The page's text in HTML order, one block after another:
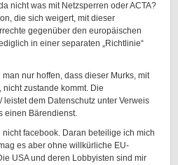
nicht was mit Netzsperren oder ACTA?
die sich weigert, mit dieser
gegenüber den europäischen
in einer separaten „Richtlinie“
nur hoffen, dass dieser Murks, mit
zustande kommt. Die
/ leistet dem Datenschutz unter Verweis
einen Bärendienst.
nicht facebook. Daran beteilige ich mich
es aber ohne willkürliche EU-
USA und deren Lobbyisten sind mir